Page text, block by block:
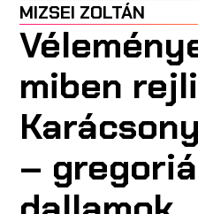
MIZSEI ZOLTÁN
miben
–